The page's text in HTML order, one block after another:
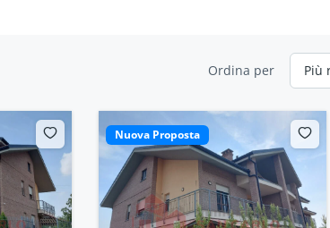
Ordina per
Nuova Proposta